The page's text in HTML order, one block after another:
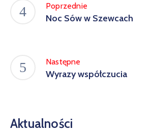
Poprzednie
Noc Sów w Szewcach
Następne
Wyrazy współczucia
Aktualności